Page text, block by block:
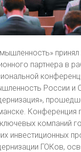
принял
партнера в
России и
Конференция
компаний
инвестиционных
ГОКов,